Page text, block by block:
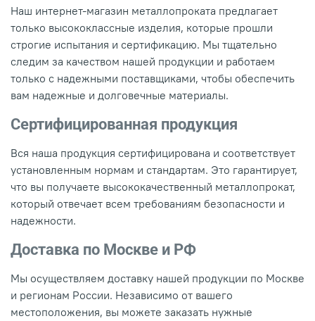
Наш интернет-магазин металлопроката предлагает
только высококлассные изделия, которые прошли
строгие испытания и сертификацию. Мы тщательно
следим за качеством нашей продукции и работаем
только с надежными поставщиками, чтобы обеспечить
вам надежные и долговечные материалы.
Сертифицированная продукция
Вся наша продукция сертифицирована и соответствует
установленным нормам и стандартам. Это гарантирует,
что вы получаете высококачественный металлопрокат,
который отвечает всем требованиям безопасности и
надежности.
Доставка по Москве и РФ
Мы осуществляем доставку нашей продукции по Москве
и регионам России. Независимо от вашего
местоположения, вы можете заказать нужные